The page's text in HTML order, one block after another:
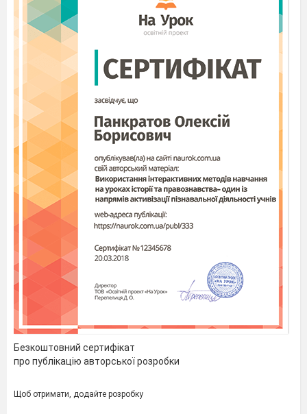
Безкоштовний сертифікат
про публікацію авторської розробки
Щоб отримати, додайте розробку